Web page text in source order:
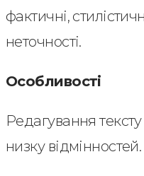
фактичні,
неточності.
Особливості
Редагування
низку відмінностей.